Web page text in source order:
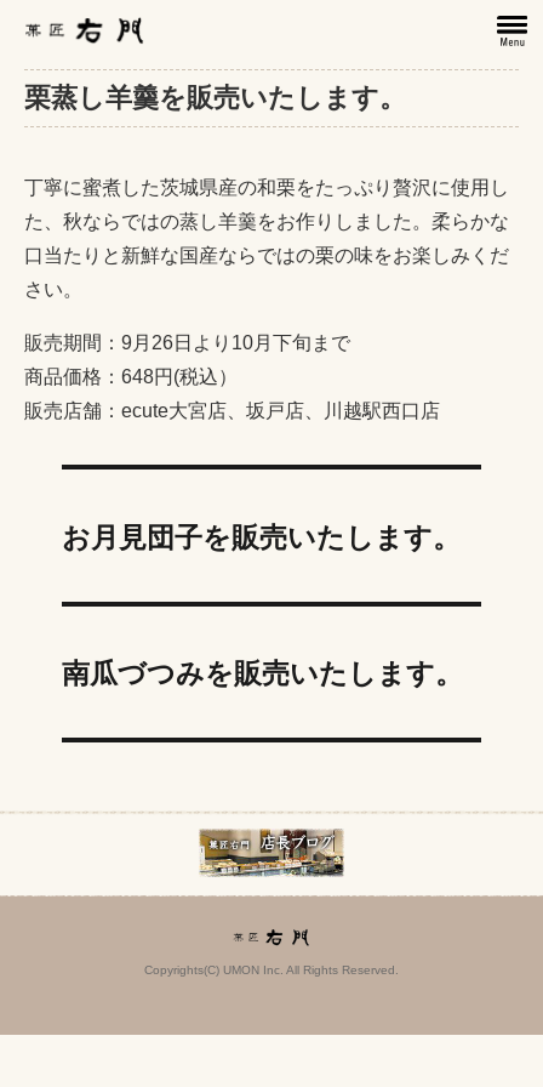
栗蒸し羊羹を販売いたします。
丁寧に蜜煮した茨城県産の和栗をたっぷり贅沢に使用し
た、秋ならではの蒸し羊羹をお作りしました。柔らかな
口当たりと新鮮な国産ならではの栗の味をお楽しみくだ
さい。
販売期間：9月26日より10月下旬まで
商品価格：648円(税込）
販売店舗：ecute大宮店、坂戸店、川越駅西口店
お月見団子を販売いたします。
南瓜づつみを販売いたします。
Copyrights(C) UMON Inc. All Rights Reserved.